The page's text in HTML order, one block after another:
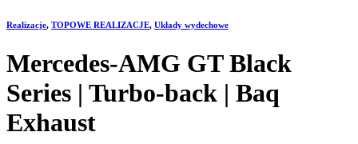
Realizacje, TOPOWE REALIZACJE, Układy wydechowe
Mercedes-AMG GT Black
Series | Turbo-back | Baq
Exhaust